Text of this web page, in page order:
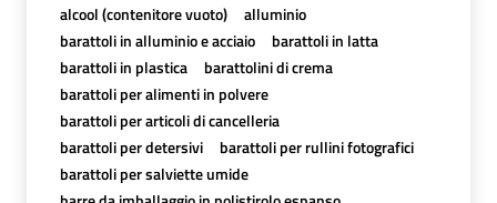
alcool (contenitore vuoto)
alluminio
barattoli in alluminio e acciaio
barattoli in latta
barattoli in plastica
barattolini di crema
barattoli per alimenti in polvere
barattoli per articoli di cancelleria
barattoli per detersivi
barattoli per rullini fotografici
barattoli per salviette umide